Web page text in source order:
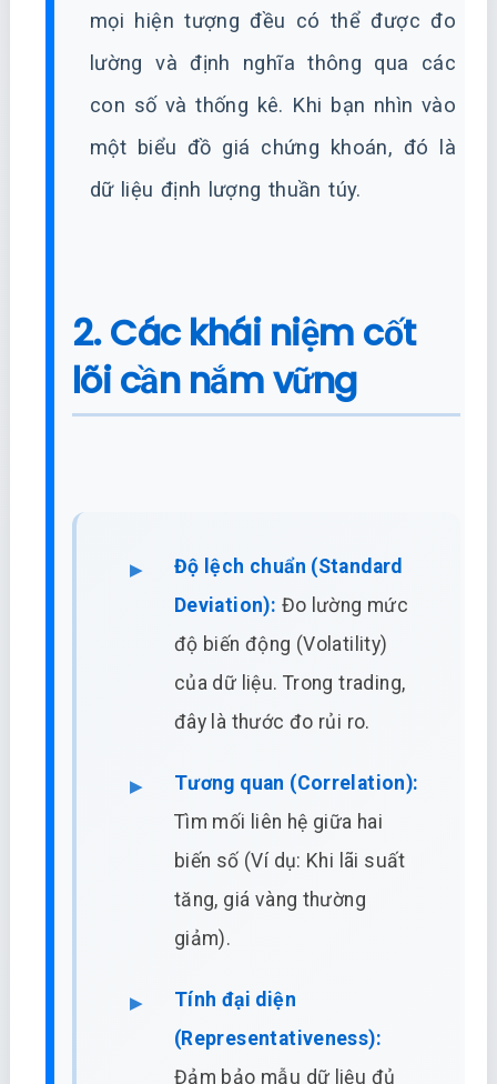
mọi hiện tượng đều có thể được đo
lường và định nghĩa thông qua các
con số và thống kê. Khi bạn nhìn vào
một biểu đồ giá chứng khoán, đó là
dữ liệu định lượng thuần túy.
2. Các khái niệm cốt
lõi cần nắm vững
Độ lệch chuẩn (Standard
Deviation): Đo lường mức
độ biến động (Volatility)
của dữ liệu. Trong trading,
đây là thước đo rủi ro.
Tương quan (Correlation):
Tìm mối liên hệ giữa hai
biến số (Ví dụ: Khi lãi suất
tăng, giá vàng thường
giảm).
Tính đại diện
(Representativeness):
Đảm bảo mẫu dữ liệu đủ